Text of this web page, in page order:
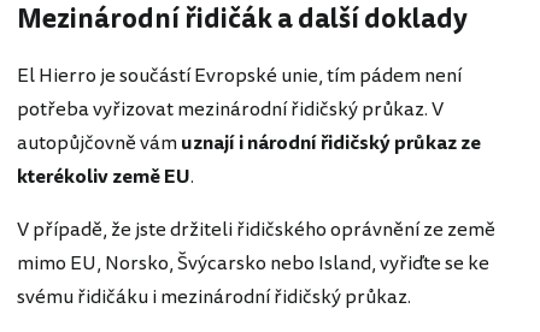
Mezinárodní řidičák a další doklady
El Hierro je součástí Evropské unie, tím pádem není
potřeba vyřizovat mezinárodní řidičský průkaz. V
autopůjčovně vámuznají i národní řidičský průkaz ze
kterékoliv země EU.
V případě, že jste držiteli řidičského oprávnění ze země
mimo EU, Norsko, Švýcarsko nebo Island, vyřiďte se ke
svému řidičáku i mezinárodní řidičský průkaz.